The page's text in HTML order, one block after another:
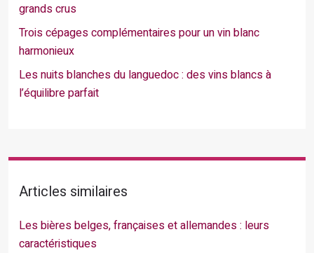
grands crus
Trois cépages complémentaires pour un vin blanc
harmonieux
Les nuits blanches du languedoc : des vins blancs à
l’équilibre parfait
Articles similaires
Les bières belges, françaises et allemandes : leurs
caractéristiques